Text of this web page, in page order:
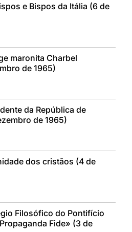
e Bispos da Itália (6 de
maronita Charbel
de 1965)
da República de
de 1965)
dos cristãos (4 de
Filosófico do Pontifício
Fide» (3 de